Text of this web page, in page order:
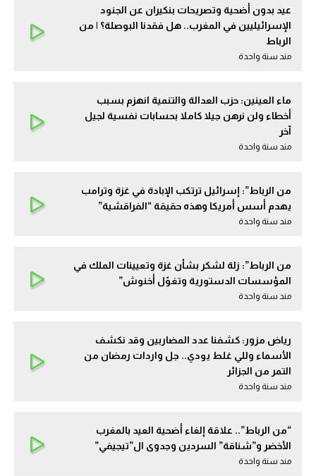
عيد بدون أضحية وتصريحات بنكيران عن الجنود
الإسرائيليين في المغرب.. هل فقدنا البوصلة؟ | من
الرباط
مند سنة واحدة
ماء العينين: حزب العدالة والتنمية انهزم بسبب
أخطاء ولن نرهن جيلا كاملا بحسابات نفسية لجيل
آخر
مند سنة واحدة
من الرباط”: إسرائيل ترتكب الإبادة في غزة وترامب
يهدم أسس أمريكا وهذه حقيقة “الفراقشية”
مند سنة واحدة
من الرباط”: زلة لشكر بشأن غزة وتعيينات الملك في
المؤسسات الدستورية وتغوّل أخنوش”
مند سنة واحدة
رياض مزور: كشفنا عدد المضاربين وقد نكشف
الأسماء وللي غلط يودي.. جل واردات رمضان من
التمر من الجزائر
مند سنة واحدة
“من الرباط”.. علاقة إلغاء أضحية العيد بالمغرب
الأخضر و”شناقة” السردين وجدوى ال”تيجيفي”
مند سنة واحدة